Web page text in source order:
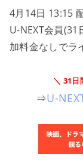
4月14日 13:15
U-NEXT会員(31
加料金なしでラ
＼ 31日
⇒U-